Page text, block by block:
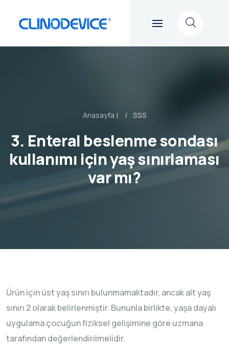
Anasayfa | SSS
3. Enteral beslenme sondası
kullanımı için yaş sınırlaması
var mı?
Ürün için üst yaş sınırı bulunmamaktadır, ancak alt yaş
sınırı 2 olarak belirlenmiştir. Bununla birlikte, yaşa dayalı
uygulama çocuğun fiziksel gelişimine göre uzmana
tarafından değerlendirilmelidir.